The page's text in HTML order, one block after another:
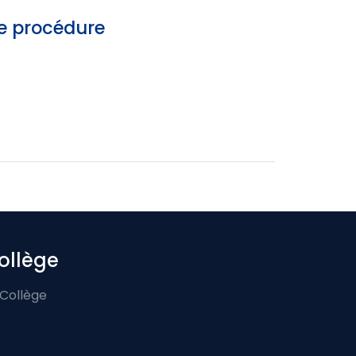
procédure